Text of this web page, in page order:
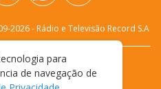
2026- Rádio e Televisão Record S.A
PRIVACIDADE
DE USO
para
de navegação de